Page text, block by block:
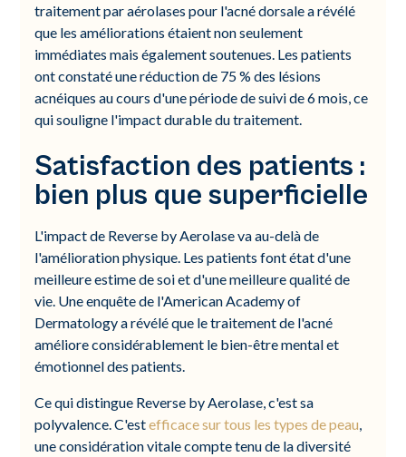
traitement par aérolases pour l'acné dorsale a révélé
que les améliorations étaient non seulement
immédiates mais également soutenues. Les patients
ont constaté une réduction de 75 % des lésions
acnéiques au cours d'une période de suivi de 6 mois, ce
qui souligne l'impact durable du traitement.
Satisfaction des patients :
bien plus que superficielle
L'impact de Reverse by Aerolase va au-delà de
l'amélioration physique. Les patients font état d'une
meilleure estime de soi et d'une meilleure qualité de
vie. Une enquête de l'American Academy of
Dermatology a révélé que le traitement de l'acné
améliore considérablement le bien-être mental et
émotionnel des patients.
Ce qui distingue Reverse by Aerolase, c'est sa
polyvalence. C'estefficace sur tous les types de peau,
une considération vitale compte tenu de la diversité